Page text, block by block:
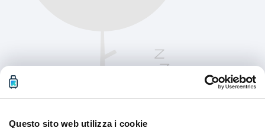
Questo sito web utilizza i cookie